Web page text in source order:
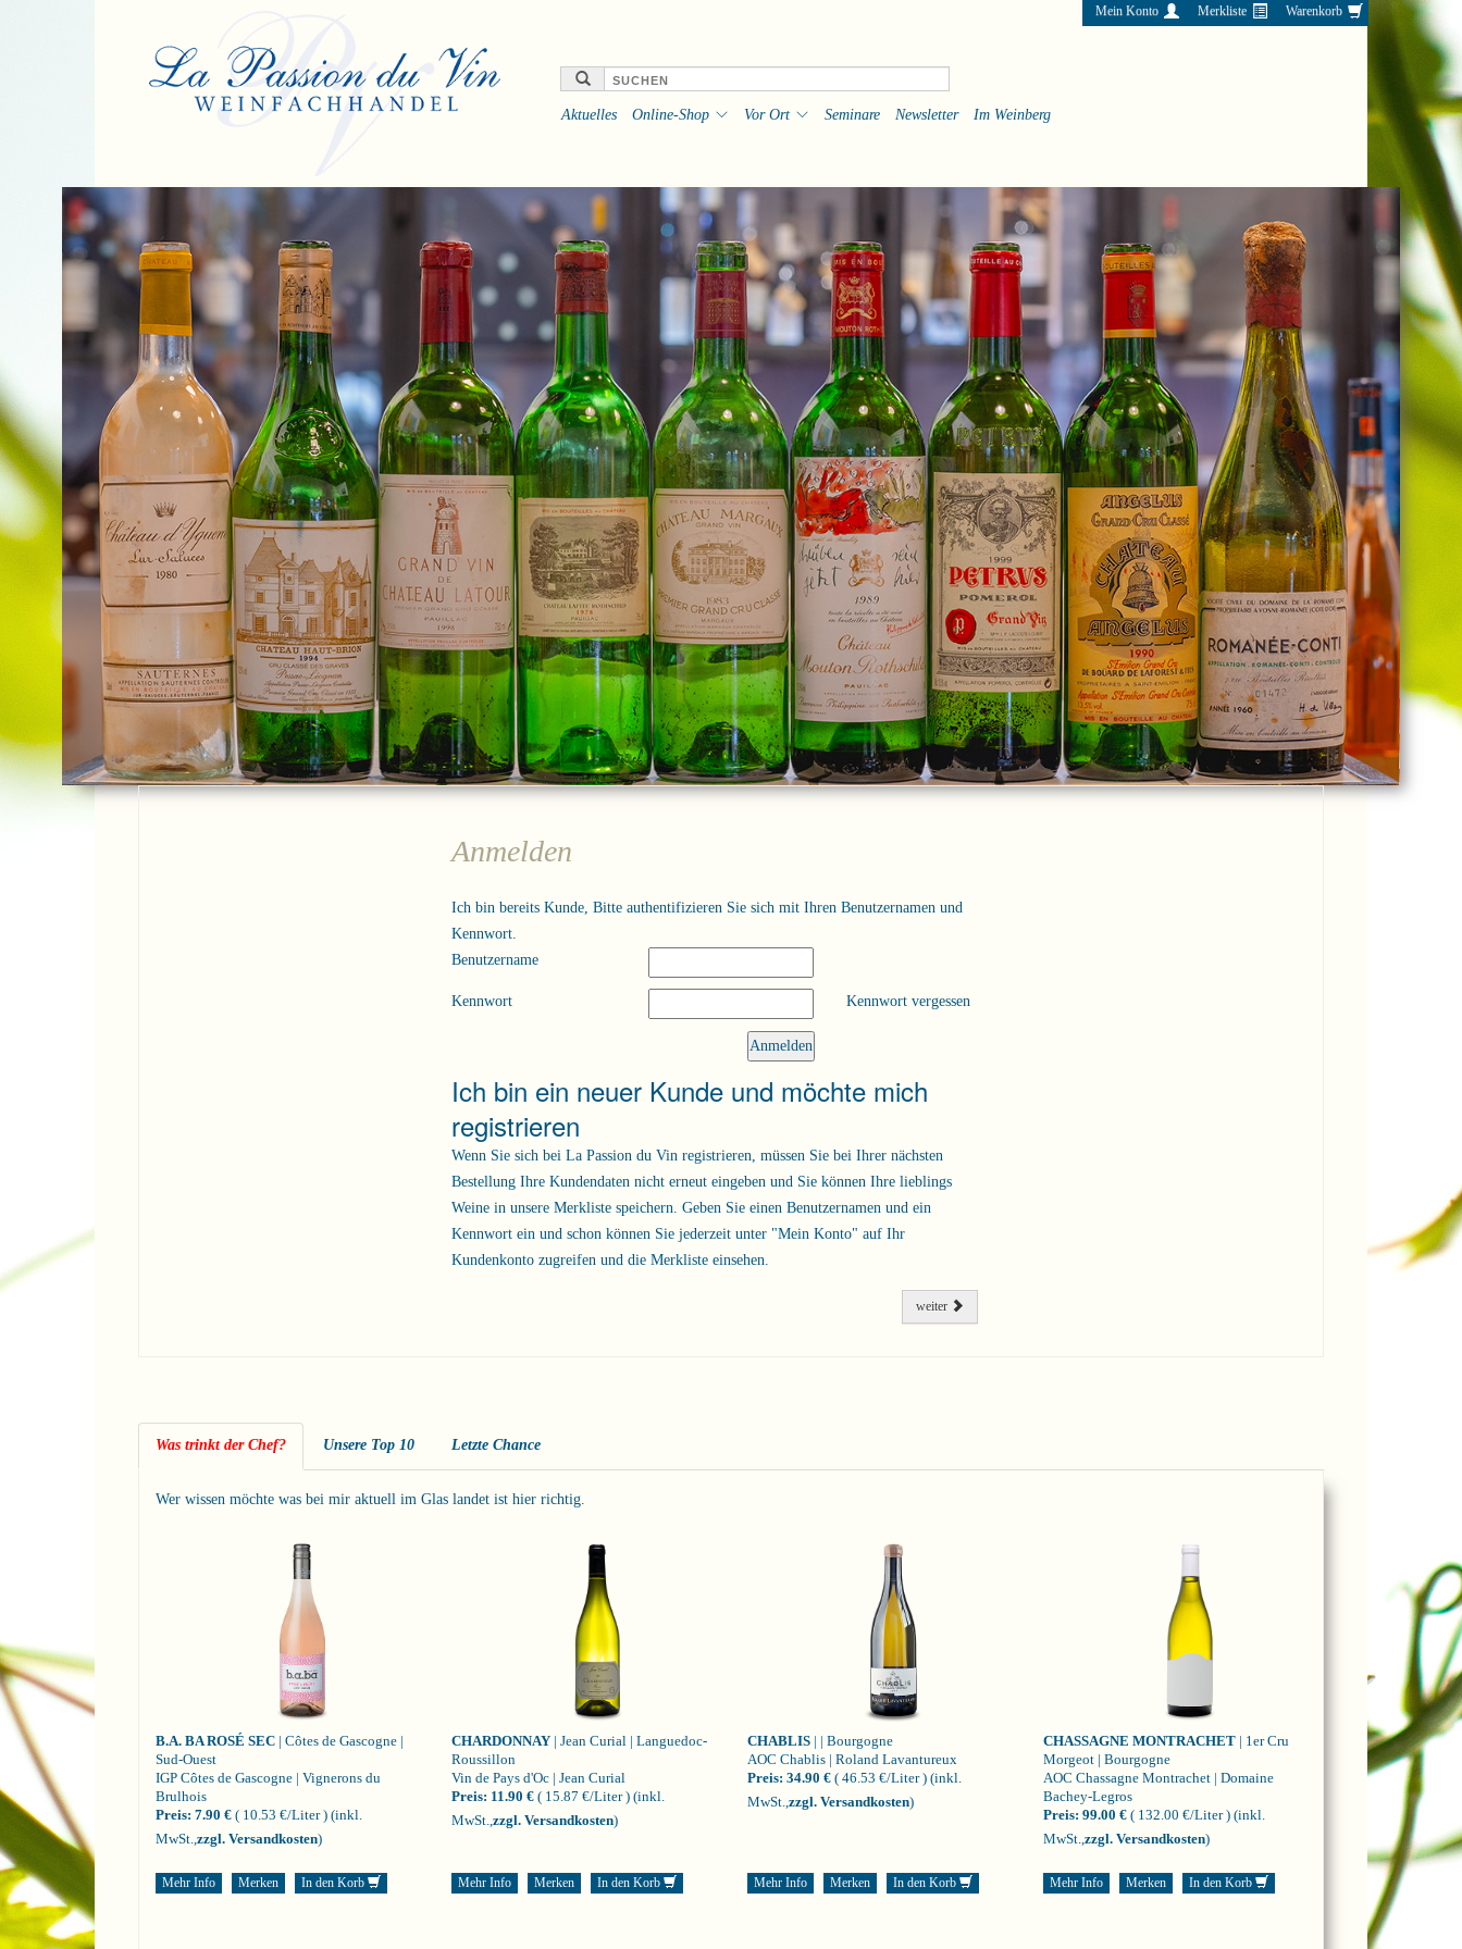
Mein Konto Merkliste Warenkorb
Aktuelles Online-Shop Vor Ort Seminare Newsletter Im Weinberg
Anmelden
Ich bin bereits Kunde, Bitte authentifizieren Sie sich mit Ihren Benutzernamen und
Kennwort.
Benutzername
Kennwort Kennwort vergessen
Ich bin ein neuer Kunde und möchte mich
registrieren
Wenn Sie sich bei La Passion du Vin registrieren, müssen Sie bei Ihrer nächsten
Bestellung Ihre Kundendaten nicht erneut eingeben und Sie können Ihre lieblings
Weine in unsere Merkliste speichern. Geben Sie einen Benutzernamen und ein
Kennwort ein und schon können Sie jederzeit unter "Mein Konto" auf Ihr
Kundenkonto zugreifen und die Merkliste einsehen.
weiter
Was trinkt der Chef? Unsere Top 10 Letzte Chance
Wer wissen möchte was bei mir aktuell im Glas landet ist hier richtig.
B.A. BA ROSÉ SEC | Côtes de Gascogne |
Sud-Ouest
IGP Côtes de Gascogne | Vignerons du
Brulhois
Preis: 7.90 € ( 10.53 €/Liter ) (inkl.
MwSt., zzgl. Versandkosten)
Mehr Info Merken In den Korb
CHARDONNAY | Jean Curial | Languedoc-
Roussillon
Vin de Pays d'Oc | Jean Curial
Preis: 11.90 € ( 15.87 €/Liter ) (inkl.
MwSt., zzgl. Versandkosten)
Mehr Info Merken In den Korb
CHABLIS | | Bourgogne
AOC Chablis | Roland Lavantureux
Preis: 34.90 € ( 46.53 €/Liter ) (inkl.
MwSt., zzgl. Versandkosten)
Mehr Info Merken In den Korb
CHASSAGNE MONTRACHET | 1er Cru
Morgeot | Bourgogne
AOC Chassagne Montrachet | Domaine
Bachey-Legros
Preis: 99.00 € ( 132.00 €/Liter ) (inkl.
MwSt., zzgl. Versandkosten)
Mehr Info Merken In den Korb